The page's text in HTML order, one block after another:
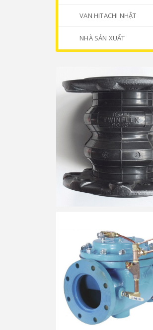
VAN HITACHI NHẬT
NHÀ SẢN XUẤT